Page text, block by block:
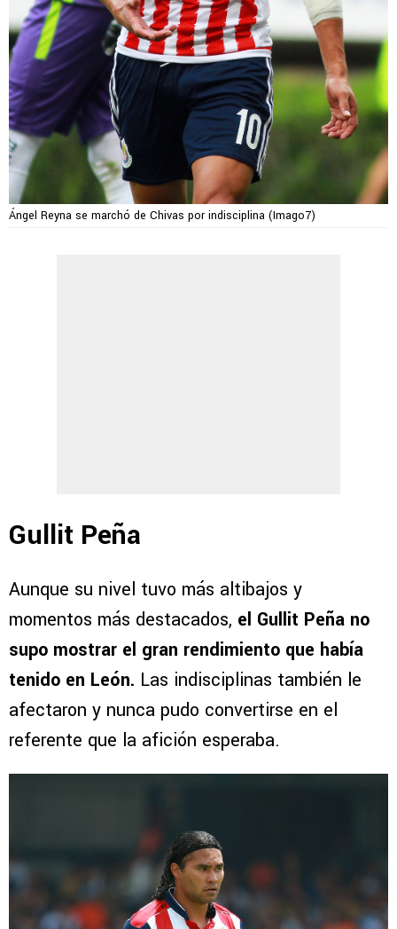
Ángel Reyna se marchó de Chivas por indisciplina (Imago7)
Gullit Peña
Aunque su nivel tuvo más altibajos y
momentos más destacados, el Gullit Peña no
supo mostrar el gran rendimiento que había
tenido en León. Las indisciplinas también le
afectaron y nunca pudo convertirse en el
referente que la afición esperaba.